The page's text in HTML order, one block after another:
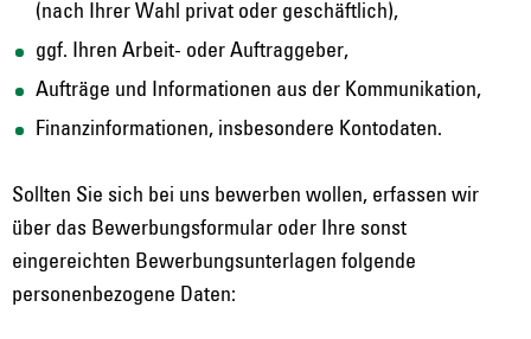
(nach Ihrer Wahl privat oder geschäftlich),
ggf. Ihren Arbeit- oder Auftraggeber,
Aufträge und Informationen aus der Kommunikation,
Finanzinformationen, insbesondere Kontodaten.
Sollten Sie sich bei uns bewerben wollen, erfassen wir
über das Bewerbungsformular oder Ihre sonst
eingereichten Bewerbungsunterlagen folgende
personenbezogene Daten: